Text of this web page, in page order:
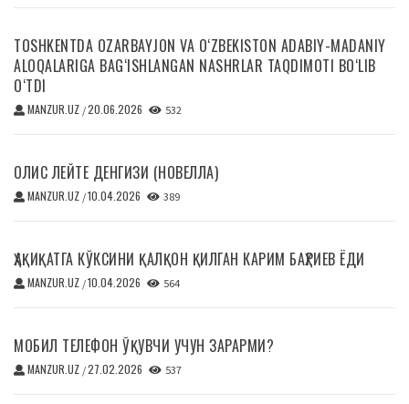
TOSHKENTDA OZARBAYJON VA O‘ZBEKISTON ADABIY-MADANIY
ALOQALARIGA BAG‘ISHLANGAN NASHRLAR TAQDIMOTI BO‘LIB
O‘TDI
MANZUR.UZ /20.06.2026 532
ОЛИС ЛЕЙТЕ ДЕНГИЗИ (НОВЕЛЛА)
MANZUR.UZ /10.04.2026 389
ҲАҚИҚАТГА КЎКСИНИ ҚАЛҚОН ҚИЛГАН КАРИМ БАҲРИЕВ ЁДИ
MANZUR.UZ /10.04.2026 564
МОБИЛ ТЕЛЕФОН ЎҚУВЧИ УЧУН ЗАРАРМИ?
MANZUR.UZ /27.02.2026 537